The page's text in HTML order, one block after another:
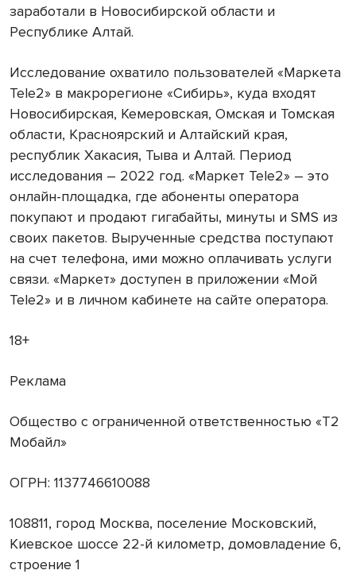
заработали в Новосибирской области и
Республике Алтай.
Исследование охватило пользователей «Маркета
Tele2» в макрорегионе «Сибирь», куда входят
Новосибирская, Кемеровская, Омская и Томская
области, Красноярский и Алтайский края,
республик Хакасия, Тыва и Алтай. Период
исследования – 2022 год. «Маркет Tele2» – это
онлайн-площадка, где абоненты оператора
покупают и продают гигабайты, минуты и SMS из
своих пакетов. Вырученные средства поступают
на счет телефона, ими можно оплачивать услуги
связи. «Маркет» доступен в приложении «Мой
Tele2» и в личном кабинете на сайте оператора.
18+
Реклама
Общество с ограниченной ответственностью «Т2
Мобайл»
ОГРН: 1137746610088
108811, город Москва, поселение Московский,
Киевское шоссе 22-й километр, домовладение 6,
строение 1